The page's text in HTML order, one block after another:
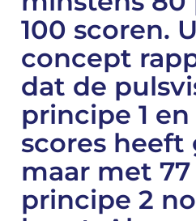
100 scoren.
concept
dat de
principe 1 en
scores heeft
maar met
principe 2